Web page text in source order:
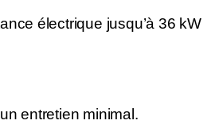
électrique jusqu’à 36 kW
entretien minimal.